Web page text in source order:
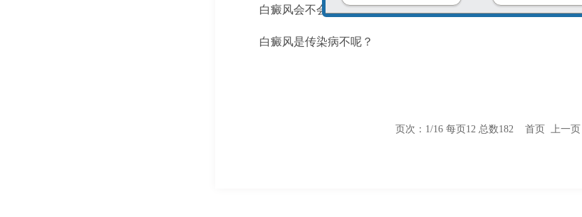
白癜风会不会传染给别人呢？
白癜风是传染病不呢？
页次：1/16 每页12 总数182 首页 上一页